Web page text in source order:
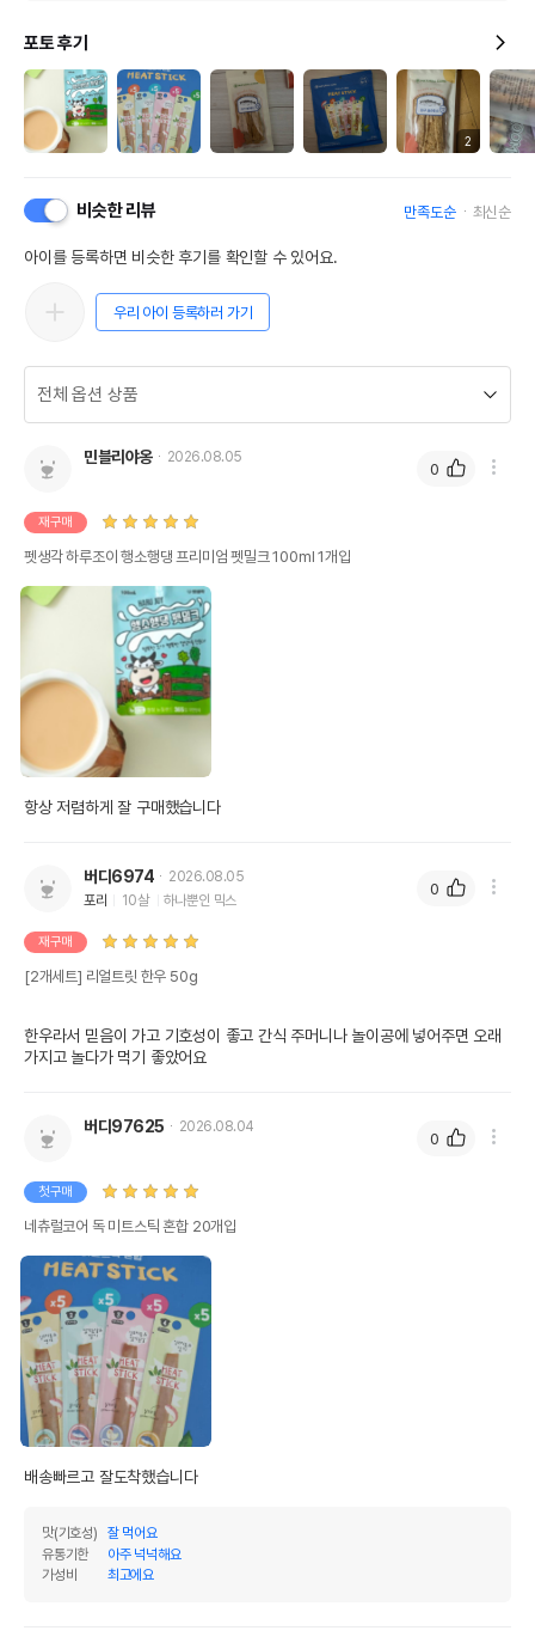
포토 후기
2
비슷한 리뷰 만족도순 최신순
아이를 등록하면 비슷한 후기를 확인할 수 있어요.
우리 아이 등록하러 가기
민블리야옹 2026.08.05
재구매
펫생각 하루조이 행소행댕 프리미엄 펫밀크 100ml 1개입
항상 저렴하게 잘 구매했습니다
0
버디6974
2026.08.05
포리
10살 하나뿐인 믹스
재구매
[2개세트] 리얼트릿 한우 50g
한우라서 믿음이 가고 기호성이 좋고 간식 주머니나 놀이공에 넣어주면 오래
가지고 놀다가 먹기 좋았어요
0
버디97625 2026.08.04
첫구매
네츄럴코어 독 미트스틱 혼합 20개입
배송빠르고 잘도착했습니다
맛(기호성)
잘 먹어요
유통기한
아주 넉넉해요
가성비
최고에요
0